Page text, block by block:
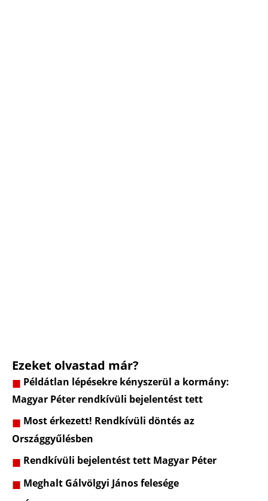
Ezeket olvastad már?
Példátlan lépésekre kényszerül a kormány:
Magyar Péter rendkívüli bejelentést tett
Most érkezett! Rendkívüli döntés az
Országgyűlésben
Rendkívüli bejelentést tett Magyar Péter
Meghalt Gálvölgyi János felesége